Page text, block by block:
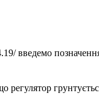
введемо
регулятор